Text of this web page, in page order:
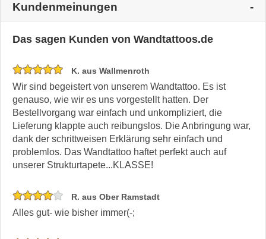
Kundenmeinungen
Das sagen Kunden von Wandtattoos.de
K. aus Wallmenroth
Wir sind begeistert von unserem Wandtattoo. Es ist
genauso, wie wir es uns vorgestellt hatten. Der
Bestellvorgang war einfach und unkompliziert, die
Lieferung klappte auch reibungslos. Die Anbringung war,
dank der schrittweisen Erklärung sehr einfach und
problemlos. Das Wandtattoo haftet perfekt auch auf
unserer Strukturtapete...KLASSE!
R. aus Ober Ramstadt
Alles gut- wie bisher immer(-;